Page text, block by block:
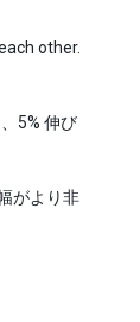
other.
5% 伸び
がより非